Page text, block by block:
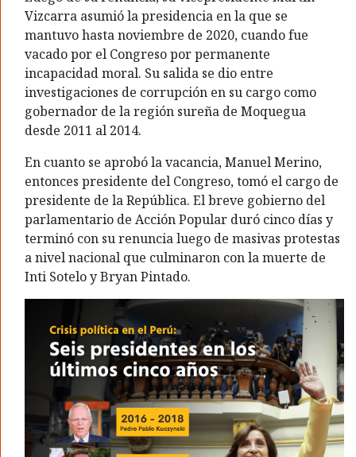
Vizcarra asumió la presidencia en la que se
mantuvo hasta noviembre de 2020, cuando fue
vacado por el Congreso por permanente
incapacidad moral. Su salida se dio entre
investigaciones de corrupción en su cargo como
gobernador de la región sureña de Moquegua
desde 2011 al 2014.
En cuanto se aprobó la vacancia, Manuel Merino,
entonces presidente del Congreso, tomó el cargo de
presidente de la República. El breve gobierno del
parlamentario de Acción Popular duró cinco días y
terminó con su renuncia luego de masivas protestas
a nivel nacional que culminaron con la muerte de
Inti Sotelo y Bryan Pintado.